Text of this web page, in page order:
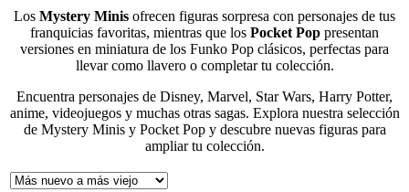
Los Mystery Minis ofrecen figuras sorpresa con personajes de tus
franquicias favoritas, mientras que los Pocket Pop presentan
versiones en miniatura de los Funko Pop clásicos, perfectas para
llevar como llavero o completar tu colección.
Encuentra personajes de Disney, Marvel, Star Wars, Harry Potter,
anime, videojuegos y muchas otras sagas. Explora nuestra selección
de Mystery Minis y Pocket Pop y descubre nuevas figuras para
ampliar tu colección.